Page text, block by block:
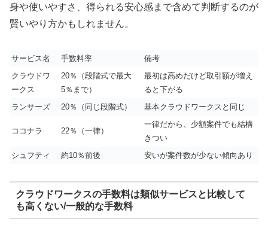
身や使いやすさ、得られる安心感まで含めて判断するのが
賢いやり方かもしれません。
サービス名 手数料率
備考
クラウドワ
ークス
20％（段階式で最大
5％まで）
最初は高めだけど取引額が増え
ると下がる
ランサーズ
20％（同じ段階式） 基本クラウドワークスと同じ
ココナラ 22％（一律）
一律だから、少額案件でも結構
きつい
シュフティ
約10％前後 安いが案件数が少ない傾向あり
クラウドワークスの手数料は類似サービスと比較して
も高くない/一般的な手数料